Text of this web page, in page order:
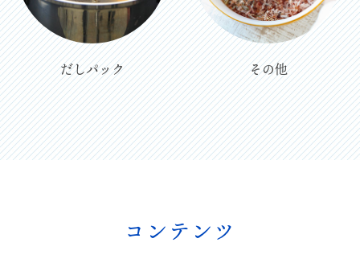
だしパック その他
コンテンツ